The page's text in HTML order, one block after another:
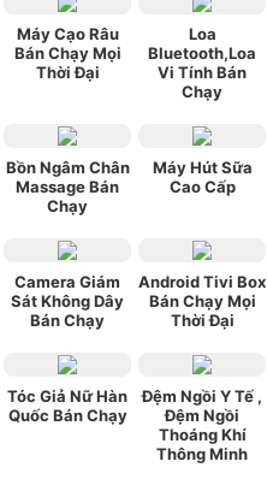
Máy Cạo Râu
Bán Chạy Mọi
Thời Đại
Loa
Bluetooth,Loa
Vi Tính Bán
Chạy
Bồn Ngâm Chân
Massage Bán
Chạy
Máy Hút Sữa
Cao Cấp
Camera Giám
Sát Không Dây
Bán Chạy
Android Tivi Box
Bán Chạy Mọi
Thời Đại
Tóc Giả Nữ Hàn
Quốc Bán Chạy
Đệm Ngồi Y Tế ,
Đệm Ngồi
Thoáng Khí
Thông Minh